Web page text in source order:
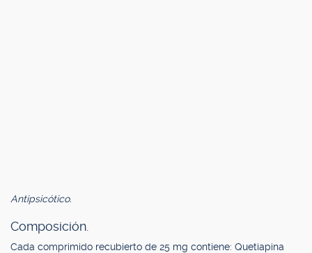
Antipsicótico.
Composición.
Cada comprimido recubierto de 25 mg contiene: Quetiapina